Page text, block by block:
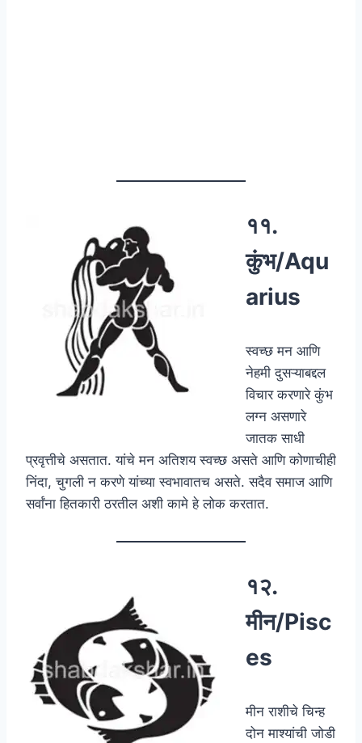
११.
कुंभ/Aqu
arius
स्वच्छ मन आणि
नेहमी दुसऱ्याबद्दल
विचार करणारे कुंभ
लग्न असणारे
जातक साधी
प्रवृत्तीचे असतात. यांचे मन अतिशय स्वच्छ असते आणि कोणाचीही
निंदा, चुगली न करणे यांच्या स्वभावातच असते. सदैव समाज आणि
सर्वांना हितकारी ठरतील अशी कामे हे लोक करतात.
१२.
मीन/Pisc
es
मीन राशीचे चिन्ह
दोन माश्यांची जोडी